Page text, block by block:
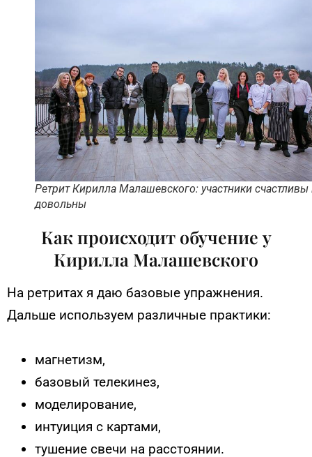
Ретрит Кирилла Малашевского: участники счастливы
довольны
Как происходит обучение у
Кирилла Малашевского
На ретритах я даю базовые упражнения.
Дальше используем различные практики:
магнетизм,
базовый телекинез,
моделирование,
интуиция с картами,
тушение свечи на расстоянии.